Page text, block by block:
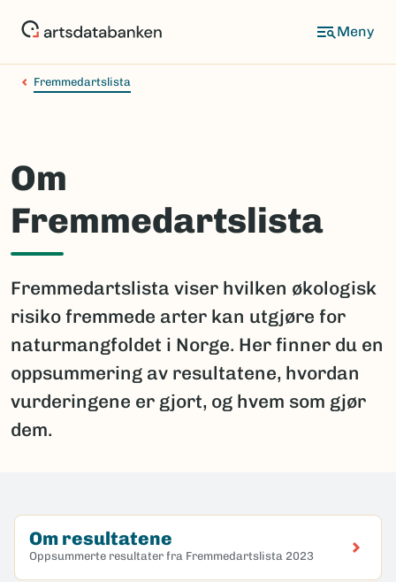
Fremmedartslista
Om
Fremmedartslista
Fremmedartslista viser hvilken økologisk
risiko fremmede arter kan utgjøre for
naturmangfoldet i Norge. Her finner du en
oppsummering av resultatene, hvordan
vurderingene er gjort, og hvem som gjør
dem.
Om resultatene
Oppsummerte resultater fra Fremmedartslista 2023